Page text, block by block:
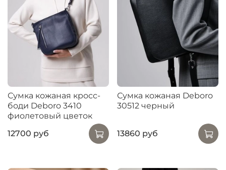
Сумка кожаная кросс-
боди Deboro 3410
фиолетовый цветок
12700 руб
Сумка кожаная Deboro
30512 черный
13860 руб